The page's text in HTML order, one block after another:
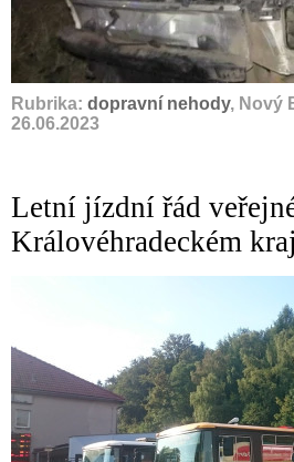
Rubrika: dopravní nehody, Nový
26.06.2023
Letní jízdní řád
Královéhradeckém